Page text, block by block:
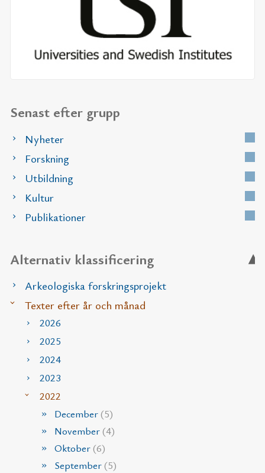
Senast efter grupp
Nyheter
Forskning
Utbildning
Kultur
Publikationer
Alternativ klassificering
Arkeologiska forskringsprojekt
Texter efter år och månad
2026
2025
2024
2023
2022
December(5)
November(4)
Oktober(6)
September(5)